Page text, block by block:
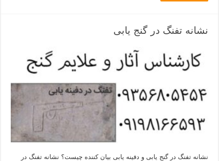
نشانه تفنگ در گنج یابی
نشانه تفنگ در گنج یابی و دفینه یابی بیان کننده چیست؟ نشانه تفنگ در